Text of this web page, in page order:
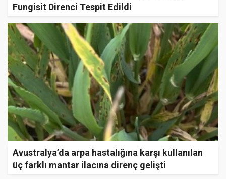
Fungisit Direnci Tespit Edildi
Avustralya’da arpa hastalığına karşı kullanılan
üç farklı mantar ilacına direnç gelişti